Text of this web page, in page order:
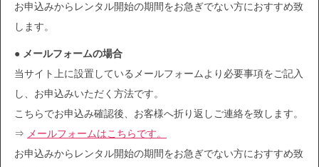
お申込みからレンタル開始の期間をお急ぎでない方におすすめ致
します。
● メールフォームの場合
当サイト上に設置しているメールフォームより必要事項をご記入
し、お申込みいただく方法です。
こちらでお申込み確認後、お客様へ折り返しご連絡を致します。
⇒ メールフォームはこちらです。
お申込みからレンタル開始の期間をお急ぎでない方におすすめ致